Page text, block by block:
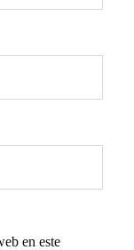
en este